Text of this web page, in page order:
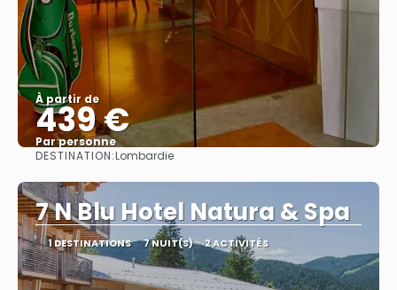
À partir de
439 €
Par personne
DESTINATION:Lombardie
7 N Blu Hotel Natura & Spa
1 DESTINATIONS 7 NUIT(S) 2 ACTIVITÉS